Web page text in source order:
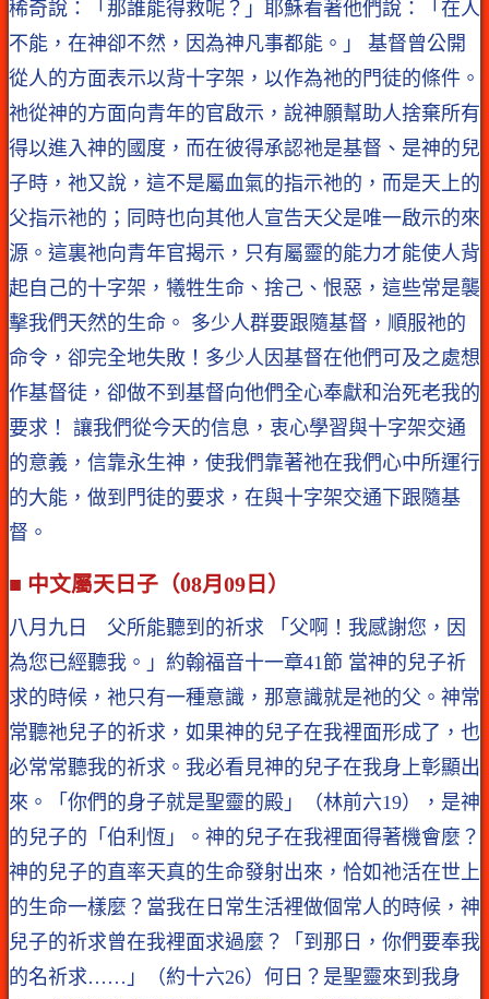
稀奇說：「那誰能得救呢？」耶穌看著他們說：「在人
不能，在神卻不然，因為神凡事都能。」 基督曾公開
從人的方面表示以背十字架，以作為祂的門徒的條件。
祂從神的方面向青年的官啟示，說神願幫助人捨棄所有
得以進入神的國度，而在彼得承認祂是基督、是神的兒
子時，祂又說，這不是屬血氣的指示祂的，而是天上的
父指示祂的；同時也向其他人宣告天父是唯一啟示的來
源。這裏祂向青年官揭示，只有屬靈的能力才能使人背
起自己的十字架，犧牲生命、捨己、恨惡，這些常是襲
擊我們天然的生命。 多少人群要跟隨基督，順服祂的
命令，卻完全地失敗！多少人因基督在他們可及之處想
作基督徒，卻做不到基督向他們全心奉獻和治死老我的
要求！ 讓我們從今天的信息，衷心學習與十字架交通
的意義，信靠永生神，使我們靠著祂在我們心中所運行
的大能，做到門徒的要求，在與十字架交通下跟隨基
督。
■ 中文屬天日子（08月09日）
八月九日 父所能聽到的祈求 「父啊！我感謝您，因
為您已經聽我。」約翰福音十一章41節 當神的兒子祈
求的時候，祂只有一種意識，那意識就是祂的父。神常
常聽祂兒子的祈求，如果神的兒子在我裡面形成了，也
必常常聽我的祈求。我必看見神的兒子在我身上彰顯出
來。「你們的身子就是聖靈的殿」（林前六19），是神
的兒子的「伯利恆」。神的兒子在我裡面得著機會麼？
神的兒子的直率天真的生命發射出來，恰如祂活在世上
的生命一樣麼？當我在日常生活裡做個常人的時候，神
兒子的祈求曾在我裡面求過麼？「到那日，你們要奉我
的名祈求……」（約十六26）何日？是聖靈來到我身